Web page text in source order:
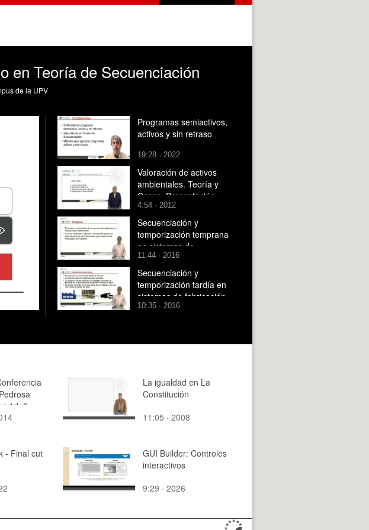
en Teoría de Secuenciación
de la UPV
Programas semiactivos,
activos y sin retraso
19:28 · 2022
Valoración de activos
ambientales. Teoría y
Casos. Presentación.
4:54 · 2012
Secuenciación y
temporización temprana
en sistemas de
fabricación contra stock
11:44 · 2016
Secuenciación y
temporización tardía en
sistemas de fabricación
contra stock
10:35 · 2016
1de2
La igualdad en La
Constitución
11:05 · 2008
- Final cut
GUI Builder: Controles
interactivos
9:29 · 2026